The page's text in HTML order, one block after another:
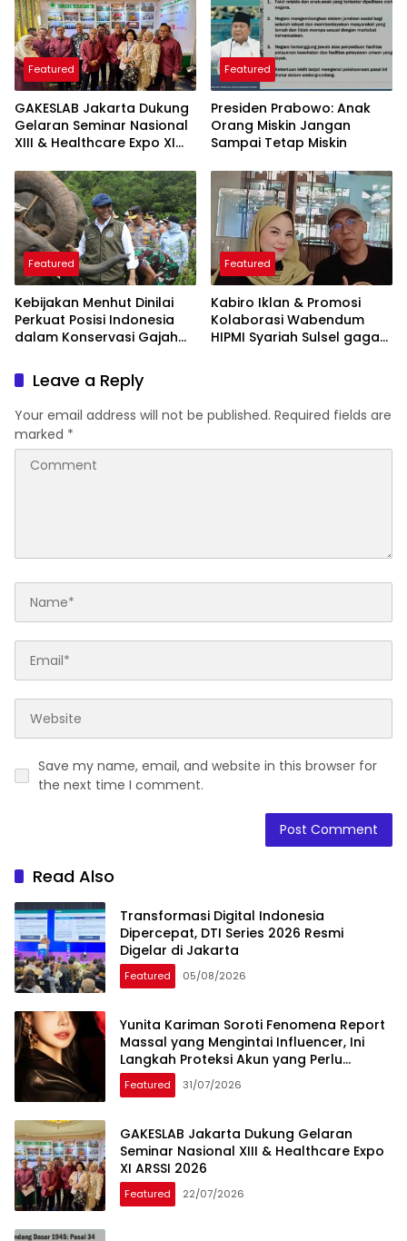
Featured
GAKESLAB Jakarta Dukung
Gelaran Seminar Nasional
XIII & Healthcare Expo XI
Featured
Presiden Prabowo: Anak
Orang Miskin Jangan
Sampai Tetap Miskin
Featured
Kebijakan Menhut Dinilai
Perkuat Posisi Indonesia
dalam Konservasi Gajah
Featured
Kabiro Iklan & Promosi
Kolaborasi Wabendum
HIPMI Syariah Sulsel gagas
Leave a Reply
Your email address will not be published. Required fields are
marked *
Save my name, email, and website in this browser for
the next time I comment.
Read Also
Transformasi Digital Indonesia
Dipercepat, DTI Series 2026 Resmi
Digelar di Jakarta
Featured 05/08/2026
Yunita Kariman Soroti Fenomena Report
Massal yang Mengintai Influencer, Ini
Langkah Proteksi Akun yang Perlu
Diketahui
Featured 31/07/2026
GAKESLAB Jakarta Dukung Gelaran
Seminar Nasional XIII & Healthcare Expo
XI ARSSI 2026
Featured 22/07/2026